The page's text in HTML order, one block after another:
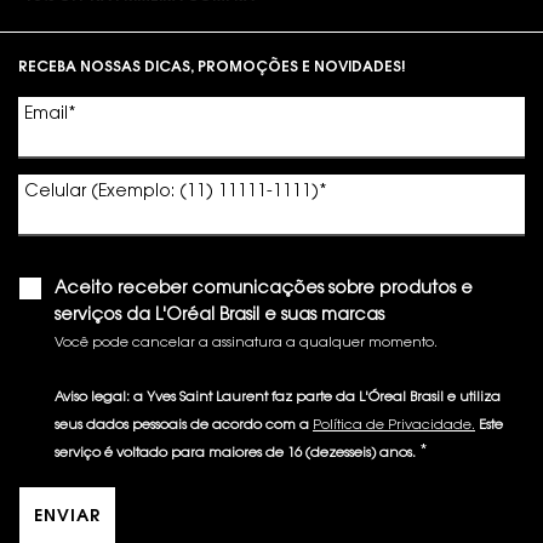
RECEBA NOSSAS DICAS, PROMOÇÕES E NOVIDADES!
Email *
Celular (Exemplo: (11) 11111-1111) *
Aceito receber comunicações sobre produtos e
serviços da L'Oréal Brasil e suas marcas
Você pode cancelar a assinatura a qualquer momento.​
Aviso legal: a Yves Saint Laurent faz parte da L'Óreal Brasil e utiliza
seus dados pessoais de acordo com a Política de Privacidade. Este
serviço é voltado para maiores de 16 (dezesseis) anos. *
ENVIAR